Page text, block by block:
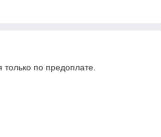
только по предоплате.